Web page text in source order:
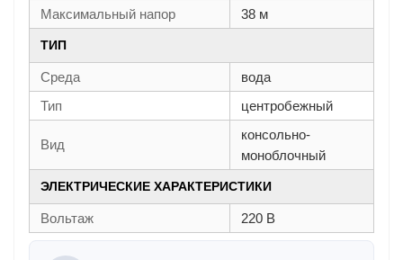
Максимальный напор
38 м
ТИП
Среда
вода
Тип
центробежный
Вид
консольно-
моноблочный
ЭЛЕКТРИЧЕСКИЕ ХАРАКТЕРИСТИКИ
Вольтаж 220 В